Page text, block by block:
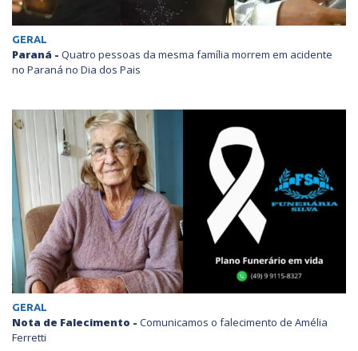
GERAL
Paraná - Quatro pessoas da mesma família morrem em acidente
no Paraná no Dia dos Pais
GERAL
Nota de Falecimento - Comunicamos o falecimento de Amélia
Ferretti